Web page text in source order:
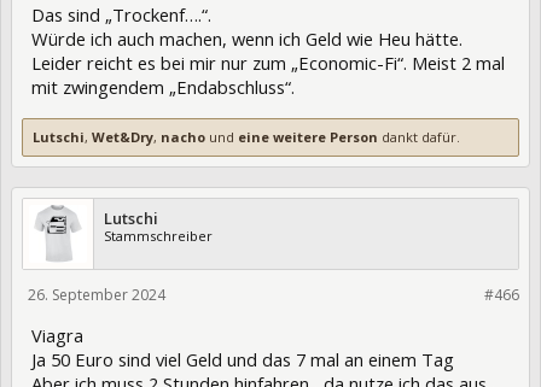
Das sind „Trockenf….“.
Würde ich auch machen, wenn ich Geld wie Heu hätte.
Leider reicht es bei mir nur zum „Economic-Fi“. Meist 2 mal
mit zwingendem „Endabschluss“.
Lutschi, Wet&Dry, nacho und eine weitere Person dankt dafür.
Lutschi
Stammschreiber
#466
26. September 2024
Viagra
Ja 50 Euro sind viel Geld und das 7 mal an einem Tag